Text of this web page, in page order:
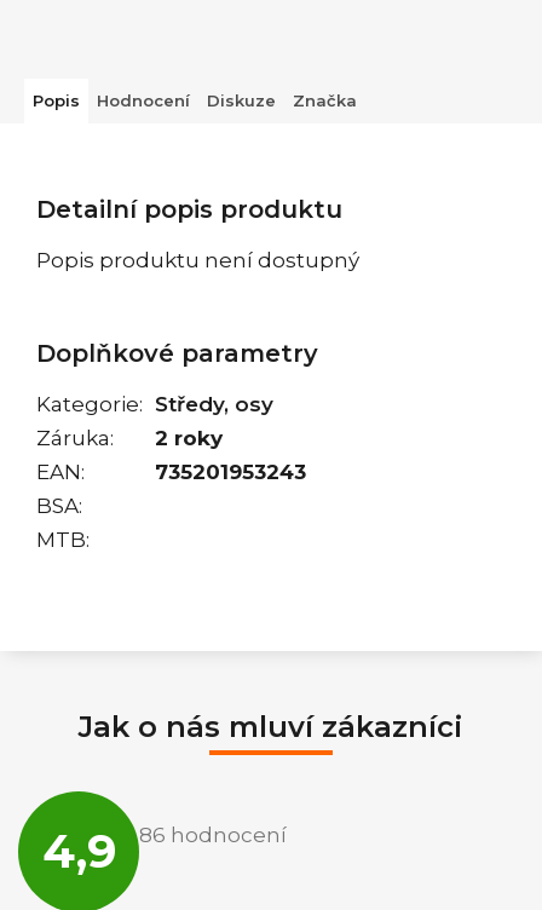
Popis Hodnocení Diskuze Značka
Detailní popis produktu
Popis produktu není dostupný
Doplňkové parametry
Kategorie: Středy, osy
Záruka:
2 roky
EAN:
735201953243
BSA:
MTB:
Jak o nás mluví zákazníci
4,9
obchodu
je
86 hodnocení